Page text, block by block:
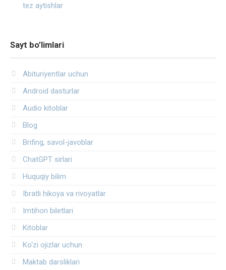
tez aytishlar
Sayt bo’limlari
Abituriyentlar uchun
Android dasturlar
Audio kitoblar
Blog
Brifing, savol-javoblar
ChatGPT sirlari
Huquqiy bilim
Ibratli hikoya va rivoyatlar
Imtihon biletlari
Kitoblar
Ko‘zi ojizlar uchun
Maktab darsliklari